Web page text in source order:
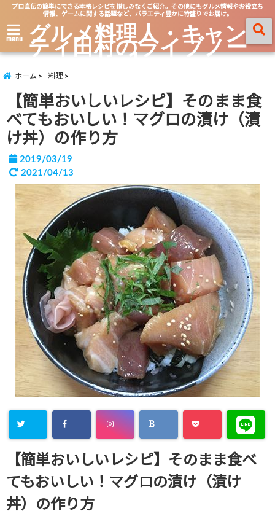
プロ直伝の簡単にできる本格レシピを惜しみなくご紹介。その他にもグルメ情報やお役立ち
情報、ゲームに関する話題など、バラエティ豊かに特盛りでお届け。
menu グルメ料理人・キャン
ティ田村のライブノー
ト
ホーム 料理
【簡単おいしいレシピ】そのまま食
べてもおいしい！マグロの漬け（漬
け丼）の作り方
2019/03/19
2021/04/13
【簡単おいしいレシピ】そのまま食べ
てもおいしい！マグロの漬け（漬け
丼）の作り方